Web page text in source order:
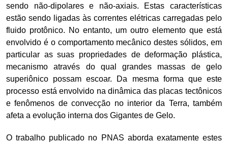
sendo não-dipolares e não-axiais. Estas características
estão sendo ligadas às correntes elétricas carregadas pelo
fluido protônico. No entanto, um outro elemento que está
envolvido é o comportamento mecânico destes sólidos, em
particular as suas propriedades de deformação plástica,
mecanismo através do qual grandes massas de gelo
superiônico possam escoar. Da mesma forma que este
processo está envolvido na dinâmica das placas tectônicos
e fenômenos de convecção no interior da Terra, também
afeta a evolução interna dos Gigantes de Gelo.
O trabalho publicado no PNAS aborda exatamente estes